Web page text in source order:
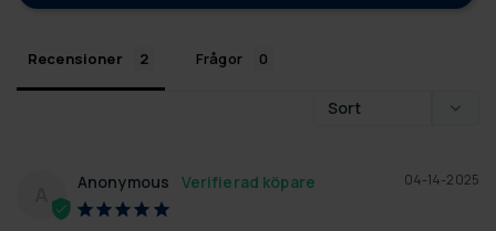
Recensioner Frågor
04-14-2025
Anonymous